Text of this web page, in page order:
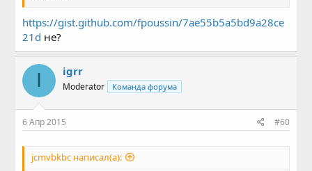
https://gist.github.com/fpoussin/7ae55b5a5bd9a28ce
21d не?
I igrr
Moderator Команда форума
6 Апр 2015 #60
jcmvbkbc написал(а):